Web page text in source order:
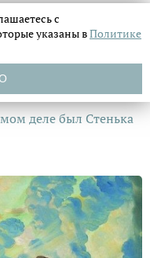
деле был Стенька
с
указаны вПолитике